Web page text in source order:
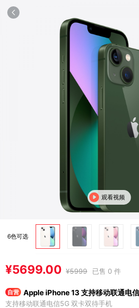
观看视频
6色可选
¥5699.00 ¥5999 已售 0 件
自营 Apple iPhone 13 支持移动联通电
支持移动联通电信5G 双卡双待手机